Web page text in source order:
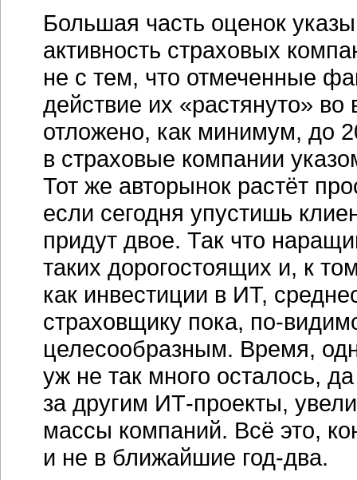
Большая часть оценок
активность страховых
не с тем, что отмеченные
действие их «растянуто»
отложено, как минимум, до
в страховые компании
Тот же авторынок растёт
если сегодня упустишь
придут двое. Так что
таких дорогостоящих и, к
как инвестиции в ИТ,
страховщику пока, по-
целесообразным. Время,
уж не так много осталось,
за другим ИТ-проекты,
массы компаний. Всё это,
и не в ближайшие год-два.